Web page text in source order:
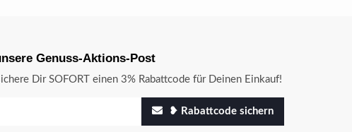
Genuss-Aktions-Post
Dir SOFORT einen 3% Rabattcode für Deinen Einkauf!
❥ Rabattcode sichern